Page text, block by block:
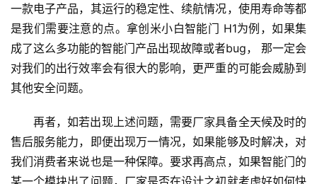
联
系
我
们
一款电子产品，其运行的稳定性、续航情况，使用寿命等都
是我们需要注意的点。拿创米小白智能门 H1为例，如果集
成了这么多功能的智能门产品出现故障或者bug， 那一定会
对我们的出行效率会有很大的影响，更严重的可能会威胁到
其他安全问题。
再者，如若出现上述问题，需要厂家具备全天候及时的
售后服务能力，即便出现万一情况，如果能够及时解决，对
我们消费者来说也是一种保障。要求再高点，如果智能门的
某一个模块出了问题，厂家是否在设计之初就考虑好如何快